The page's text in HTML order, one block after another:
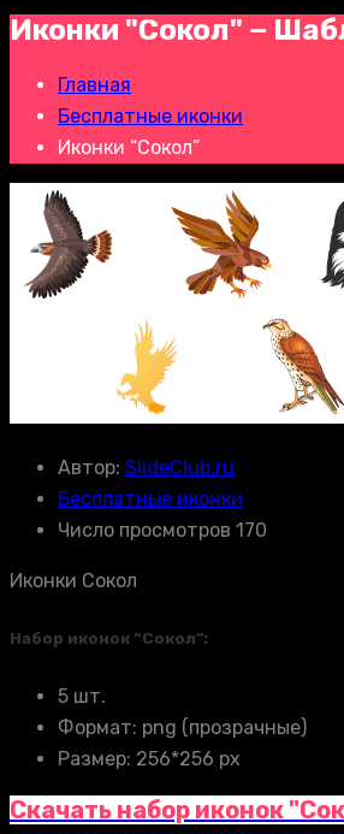
Иконки "Сокол" −
Главная
Бесплатные иконки
Иконки “Сокол”
Автор: SlideClub.ru
Бесплатные иконки
Число просмотров 170
Иконки Сокол
Набор иконок “Сокол”:
5 шт.
Формат: png (прозрачные)
Размер: 256*256 px
Скачать набор иконок